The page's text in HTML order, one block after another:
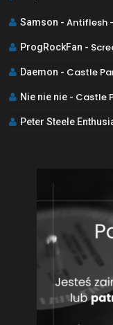
Samson - Antiflesh
ProgRockFan -
Daemon - Castle
Nie nie nie - Castle
Peter Steele